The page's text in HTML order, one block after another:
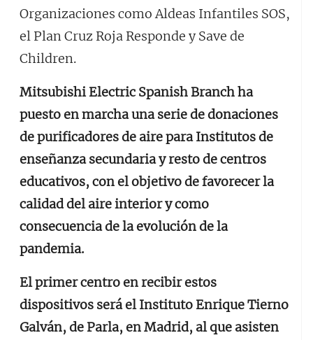
Organizaciones como Aldeas Infantiles SOS,
el Plan Cruz Roja Responde y Save de
Children.
Mitsubishi Electric Spanish Branch ha
puesto en marcha una serie de donaciones
de purificadores de aire para Institutos de
enseñanza secundaria y resto de centros
educativos, con el objetivo de favorecer la
calidad del aire interior y como
consecuencia de la evolución de la
pandemia.
El primer centro en recibir estos
dispositivos será el Instituto Enrique Tierno
Galván, de Parla, en Madrid, al que asisten